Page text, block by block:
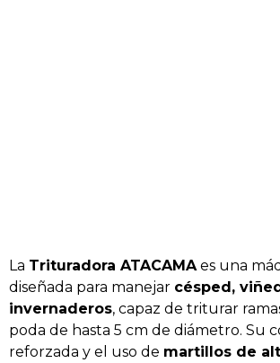
La Trituradora ATACAMAes una
diseñada para manejar césped,
invernaderos, capaz de triturar
poda de hasta 5 cm de diámetro. Su
reforzada y el uso de martillos de